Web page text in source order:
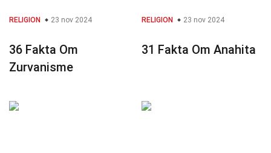
RELIGION 23 nov 2024
36 Fakta Om
Zurvanisme
RELIGION 23 nov 2024
31 Fakta Om Anahita